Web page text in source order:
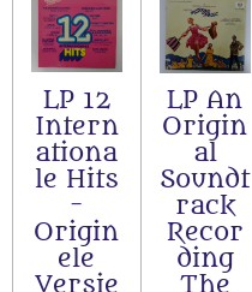
LP 12
Intern
ationa
le Hits
-
Origin
ele
Versie
LP An
Origin
al
Soundt
rack
Recor
ding
The